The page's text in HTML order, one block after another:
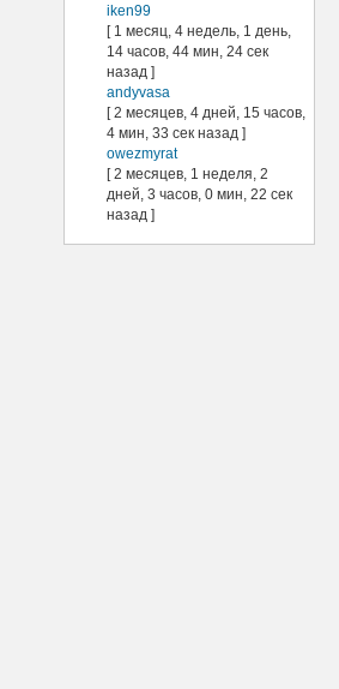
iken99
[ 1 месяц, 4 недель, 1 день,
14 часов, 44 мин, 24 сек
назад ]
andyvasa
[ 2 месяцев, 4 дней, 15 часов,
4 мин, 33 сек назад ]
owezmyrat
[ 2 месяцев, 1 неделя, 2
дней, 3 часов, 0 мин, 22 сек
назад ]